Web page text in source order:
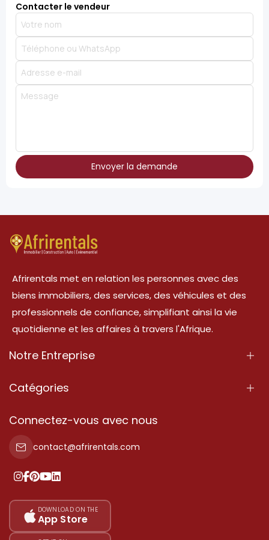
Contacter le vendeur
Envoyer la demande
Afrirentals met en relation les personnes avec des
biens immobiliers, des services, des véhicules et des
professionnels de confiance, simplifiant ainsi la vie
quotidienne et les affaires à travers l'Afrique.
Notre Entreprise
À Propos
Conditions d'Utilisation
Politique de Confidentialité
Nos tarifs
Plan du site
Catégories
Propriété
Propriété à vendre
Propriété à louer
Ajoutez votre témoignage
Connectez-vous avec nous
contact@afrirentals.com
DOWNLOAD ON THE
App Store